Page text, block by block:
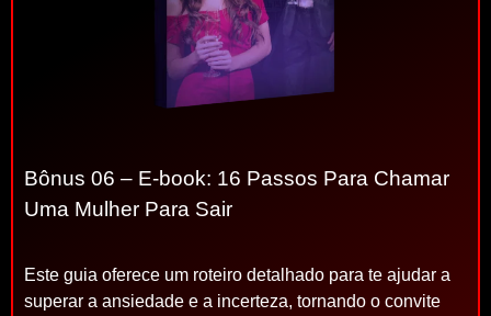
Bônus 06 – E-book: 16 Passos Para Chamar
Uma Mulher Para Sair
Este guia oferece um roteiro detalhado para te ajudar a
superar a ansiedade e a incerteza, tornando o convite